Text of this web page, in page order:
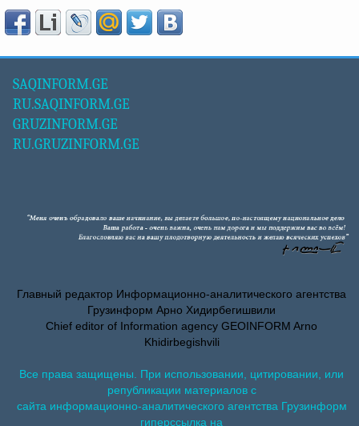
SAQINFORM.GE
RU.SAQINFORM.GE
GRUZINFORM.GE
RU.GRUZINFORM.GE
Главный редактор Информационно-аналитического агентства
Грузинформ Арно Хидирбегишвили
Chief editor of Information agency GEOINFORM Arno
Khidirbegishvili
Все права защищены. При использовании, цитировании, или
републикации материалов с
сайта информационно-аналитического агентства Грузинформ
гиперссылка на